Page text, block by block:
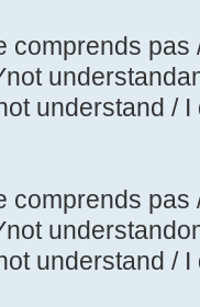
comprends
understand / I
comprends
understand / I